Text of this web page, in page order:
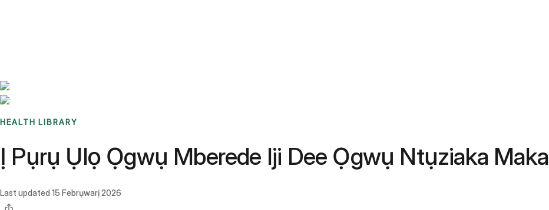
HEALTH LIBRARY
Ị Pụrụ Ụlọ Ọgwụ Mberede Iji Dee Ọgwụ Ntụziaka
Last updated 15 Febrụwarị 2026